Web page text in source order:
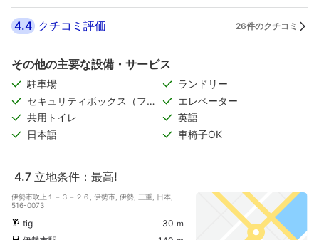
4.4 クチコミ評価 26件のクチコミ
その他の主要な設備・サービス
駐車場
ランドリー
セキュリティボックス（フロ
ント）
エレベーター
共用トイレ
英語
日本語
車椅子OK
4.7 立地条件：最高!
伊勢市吹上１－３－２６, 伊勢市, 伊勢, 三重, 日本,
516-0073
tig
30 ｍ